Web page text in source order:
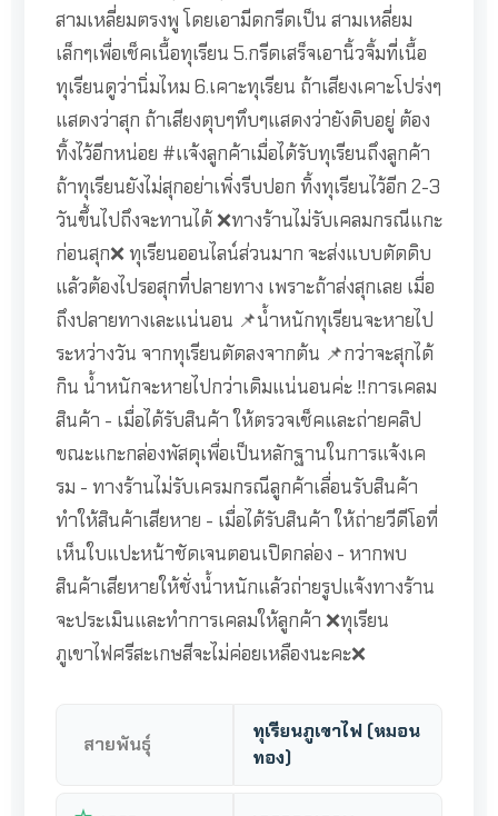
สามเหลี่ยมตรงพู โดยเอามีดกรีดเป็น สามเหลี่ยม
เล็กๆเพื่อเช็คเนื้อทุเรียน 5.กรีดเสร็จเอานิ้วจิ้มที่เนื้อ
ทุเรียนดูว่านิ่มไหม 6.เคาะทุเรียน ถ้าเสียงเคาะโปร่งๆ
แสดงว่าสุก ถ้าเสียงตุบๆทึบๆแสดงว่ายังดิบอยู่ ต้อง
ทิ้งไว้อีกหน่อย #เเจ้งลูกค้าเมื่อได้รับทุเรียนถึงลูกค้า
ถ้าทุเรียนยังไม่สุกอย่าเพิ่งรีบปอก ทิ้งทุเรียนไว้อีก 2-3
วันขึ้นไปถึงจะทานได้ ❌ทางร้านไม่รับเคลมกรณีแกะ
ก่อนสุก❌ ทุเรียนออนไลน์ส่วนมาก จะส่งแบบตัดดิบ
แล้วต้องไปรอสุกที่ปลายทาง เพราะถ้าส่งสุกเลย เมื่อ
ถึงปลายทางเละแน่นอน 📌น้ำหนักทุเรียนจะหายไป
ระหว่างวัน จากทุเรียนตัดลงจากต้น 📌กว่าจะสุกได้
กิน น้ำหนักจะหายไปกว่าเดิมแน่นอนค่ะ ‼️การเคลม
สินค้า - เมื่อได้รับสินค้า ให้ตรวจเช็คและถ่ายคลิป
ขณะแกะกล่องพัสดุเพื่อเป็นหลักฐานในการแจ้งเค
รม - ทางร้านไม่รับเครมกรณีลูกค้าเลื่อนรับสินค้า
ทำให้สินค้าเสียหาย - เมื่อได้รับสินค้า ให้ถ่ายวีดีโอที่
เห็นใบแปะหน้าชัดเจนตอนเปิดกล่อง - หากพบ
สินค้าเสียหายให้ชั่งน้ำหนักแล้วถ่ายรูปแจ้งทางร้าน
จะประเมินและทำการเคลมให้ลูกค้า ❌ทุเรียน
ภูเขาไฟศรีสะเกษสีจะไม่ค่อยเหลืองนะคะ❌
สายพันธุ์
ทุเรียนภูเขาไฟ (หมอน
ทอง)